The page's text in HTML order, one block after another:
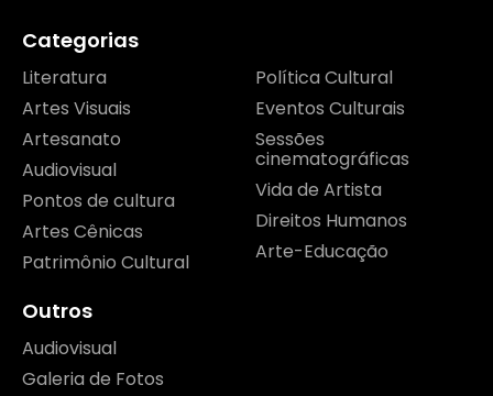
Categorias
Literatura
Artes Visuais
Artesanato
Audiovisual
Pontos de cultura
Artes Cênicas
Patrimônio Cultural
Política Cultural
Eventos Culturais
Sessões
cinematográficas
Vida de Artista
Direitos Humanos
Arte-Educação
Outros
Audiovisual
Galeria de Fotos